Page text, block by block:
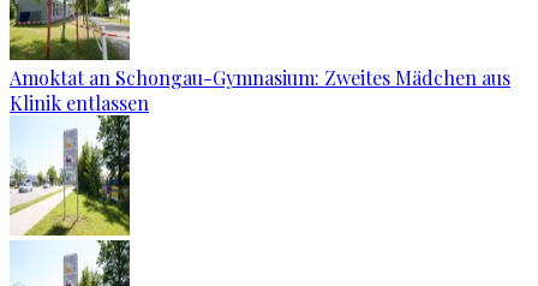
Amoktat an Schongau-Gymnasium: Zweites Mädchen aus
Klinik entlassen